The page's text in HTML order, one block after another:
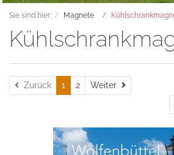
Sie sind hier: Magnete
Zurück 1 2 Weiter Weiter